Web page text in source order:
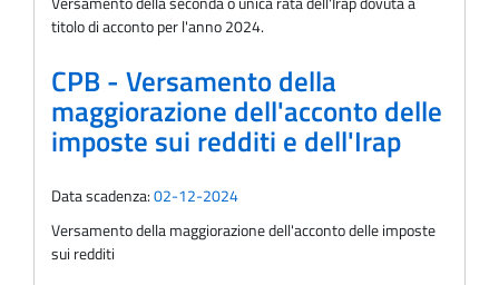
titolo di acconto per l'anno 2024.
CPB - Versamento della
maggiorazione dell'acconto delle
imposte sui redditi e dell'Irap
Data scadenza:02-12-2024
Versamento della maggiorazione dell'acconto delle imposte
sui redditi